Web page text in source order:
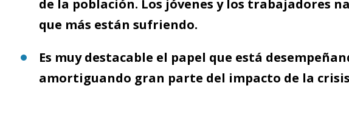
de la población. Los jóvenes y los trabajadores
que más están sufriendo.
Es muy destacable el papel que está
amortiguando gran parte del impacto de la